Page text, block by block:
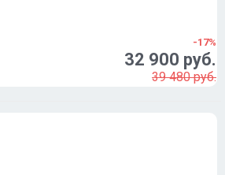
-17%
32 900 руб.
39 480 руб.